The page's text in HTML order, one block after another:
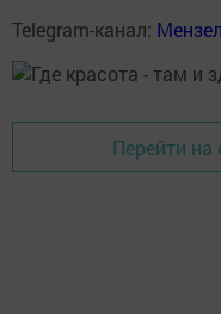
Telegram-канал:
Перейти на